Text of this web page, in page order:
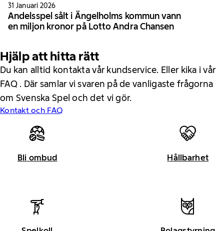
31 Januari 2026
Andelsspel sålt i Ängelholms kommun vann
en miljon kronor på Lotto Andra Chansen
Hjälp att hitta rätt
Du kan alltid kontakta vår kundservice. Eller kika i vår
FAQ . Där samlar vi svaren på de vanligaste frågorna
om Svenska Spel och det vi gör.
Kontakt och FAQ
Bli ombud Hållbarhet